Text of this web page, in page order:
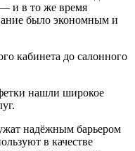
и в то же время
было экономным и
кабинета до салонного
нашли широкое
надёжным барьером
в качестве